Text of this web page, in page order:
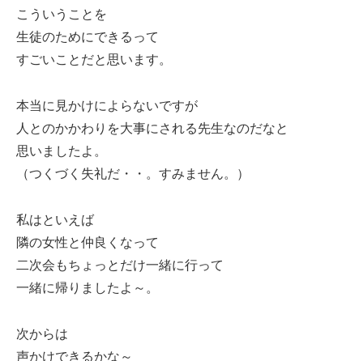
こういうことを
生徒のためにできるって
すごいことだと思います。
本当に見かけによらないですが
人とのかかわりを大事にされる先生なのだなと
思いましたよ。
（つくづく失礼だ・・。すみません。）
私はといえば
隣の女性と仲良くなって
二次会もちょっとだけ一緒に行って
一緒に帰りましたよ～。
次からは
声かけできるかな～